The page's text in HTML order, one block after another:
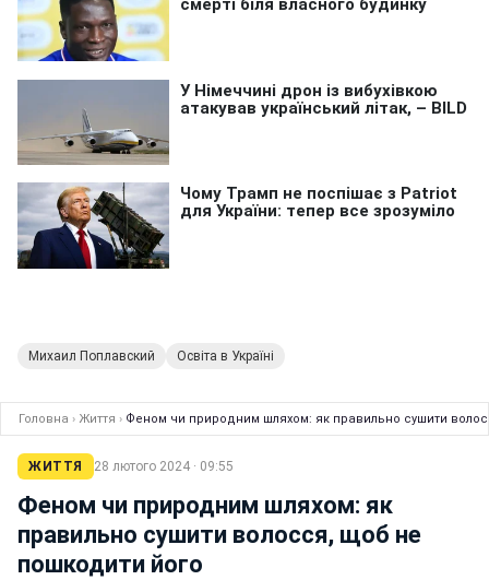
Михаил Поплавский Освіта в Україні
Головна › Життя › Феном чи природним шляхом: як правильно сушити
ЖИТТЯ 28 лютого 2024 · 09:55
Феном чи природним шляхом: як
правильно сушити волосся, щоб не
пошкодити його